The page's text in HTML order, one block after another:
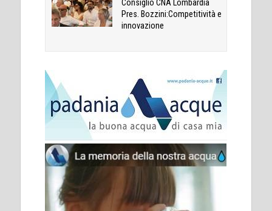
Consiglio CNA Lombardia
Pres. Bozzini:Competitività e
innovazione